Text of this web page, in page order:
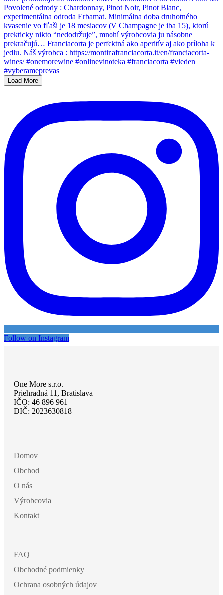
Load More
Follow on Instagram
One More s.r.o.
Priehradná 11, Bratislava
IČO: 46 896 961
DIČ: 2023630818
Domov
Obchod
O nás
Výrobcovia
Kontakt
FAQ
Obchodné podmienky
Ochrana osobných údajov